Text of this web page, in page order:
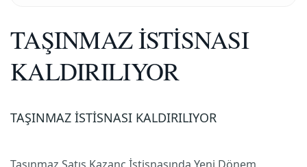
TAŞINMAZ İSTİSNASI
KALDIRILIYOR
TAŞINMAZ İSTİSNASI KALDIRILIYOR